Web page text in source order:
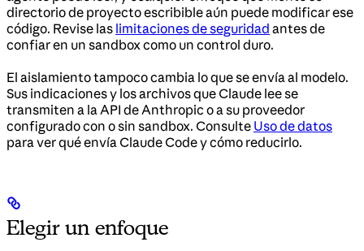
directorio de proyecto escribible aún puede modificar ese
código. Revise las limitaciones de seguridad antes de
confiar en un sandbox como un control duro.
El aislamiento tampoco cambia lo que se envía al modelo.
Sus indicaciones y los archivos que Claude lee se
transmiten a la API de Anthropic o a su proveedor
configurado con o sin sandbox. Consulte Uso de datos
para ver qué envía Claude Code y cómo reducirlo.
Elegir un enfoque